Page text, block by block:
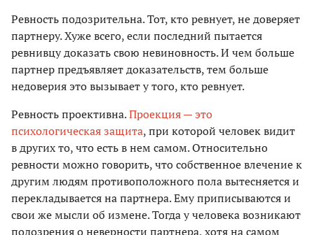
Ревность подозрительна. Тот, кто ревнует, не доверяет
партнеру. Хуже всего, если последний пытается
ревнивцу доказать свою невиновность. И чем больше
партнер предъявляет доказательств, тем больше
недоверия это вызывает у того, кто ревнует.
Ревность проективна.Проекция — это
психологическая защита, при которой человек видит
в других то, что есть в нем самом. Относительно
ревности можно говорить, что собственное влечение к
другим людям противоположного пола вытесняется и
перекладывается на партнера. Ему приписываются и
свои же мысли об измене. Тогда у человека возникают
подозрения о неверности партнера, хотя на самом